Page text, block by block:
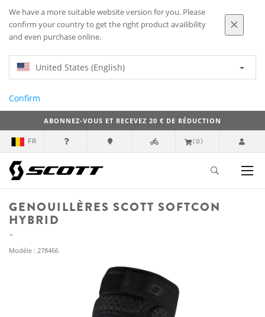
We have a more suitable website version for you. Please
confirm your country to get the right product availibility
and even purchase online.
United States (English)
Confirm
ABONNEZ-VOUS ET RECEVEZ 20 € DE RÉDUCTION
FR (0)
GENOUILLÈRES SCOTT SOFTCON
HYBRID
Modèle : 278466